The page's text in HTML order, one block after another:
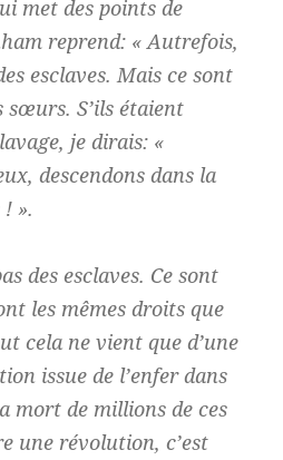
met des points de
reprend: « Autrefois,
esclaves. Mais ce sont
sœurs. S’ils étaient
je dirais: «
descendons dans la
».
des esclaves. Ce sont
les mêmes droits que
cela ne vient que d’une
issue de l’enfer dans
mort de millions de ces
une révolution, c’est